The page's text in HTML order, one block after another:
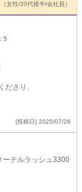
（女性/20代後半/会社員）
5
さり、
[投稿日] 2025/07/26
ーテルラッシュ3300